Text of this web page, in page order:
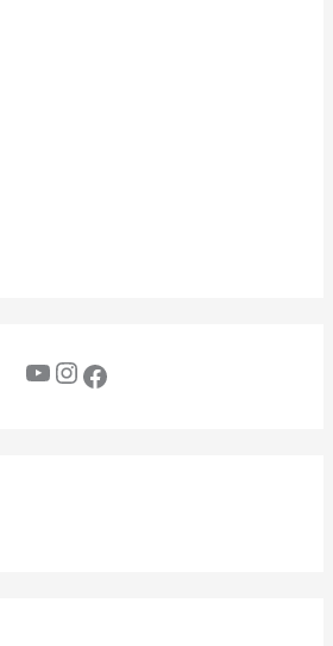
YouTube Instagram Facebook